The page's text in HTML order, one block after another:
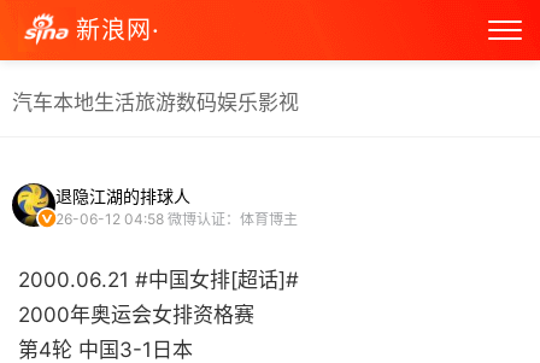
新浪网·
汽车本地生活旅游数码娱乐影视
退隐江湖的排球人
26-06-12 04:58 微博认证：体育博主
2000.06.21 #中国女排[超话]#
2000年奥运会女排资格赛
第4轮 中国3-1日本